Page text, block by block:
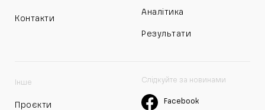
Контакти
Аналітика
Результати
Інше
Проєкти
Слідкуйте за новинами
Facebook